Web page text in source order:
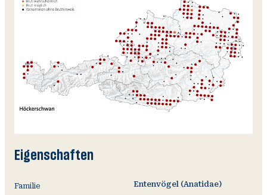
Eigenschaften
Familie Entenvögel (Anatidae)